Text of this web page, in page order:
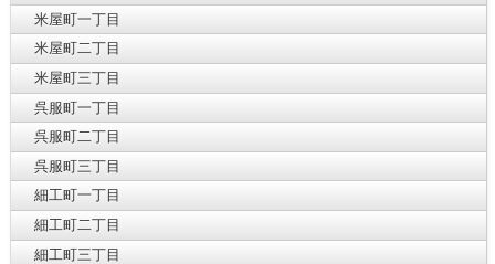
米屋町一丁目
米屋町二丁目
米屋町三丁目
呉服町一丁目
呉服町二丁目
呉服町三丁目
細工町一丁目
細工町二丁目
細工町三丁目